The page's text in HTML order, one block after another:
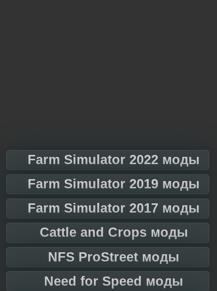
Farm Simulator 2022 моды
Farm Simulator 2019 моды
Farm Simulator 2017 моды
Cattle and Crops моды
NFS ProStreet моды
Need for Speed моды